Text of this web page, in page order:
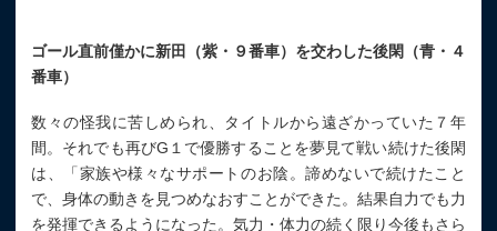
ゴール直前僅かに新田（紫・９番車）を交わした後閑（青・４
番車）
数々の怪我に苦しめられ、タイトルから遠ざかっていた７年
間。それでも再びG１で優勝することを夢見て戦い続けた後閑
は、「家族や様々なサポートのお陰。諦めないで続けたこと
で、身体の動きを見つめなおすことができた。結果自力でも力
を発揮できるようになった。気力・体力の続く限り今後もさら